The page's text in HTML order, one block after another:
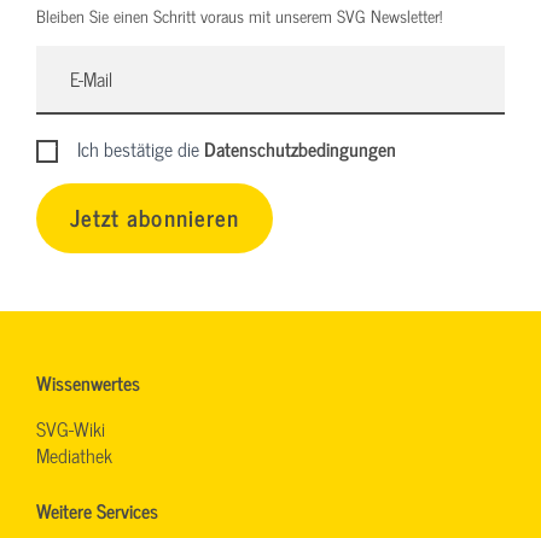
Bleiben Sie einen Schritt voraus mit unserem SVG Newsletter!
Ich bestätige dieDatenschutzbedingungen
Jetzt abonnieren
Wissenwertes
SVG-Wiki
Mediathek
Weitere Services